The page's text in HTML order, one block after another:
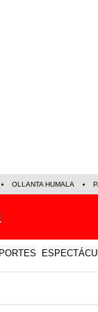
OLLANTA HUMALA